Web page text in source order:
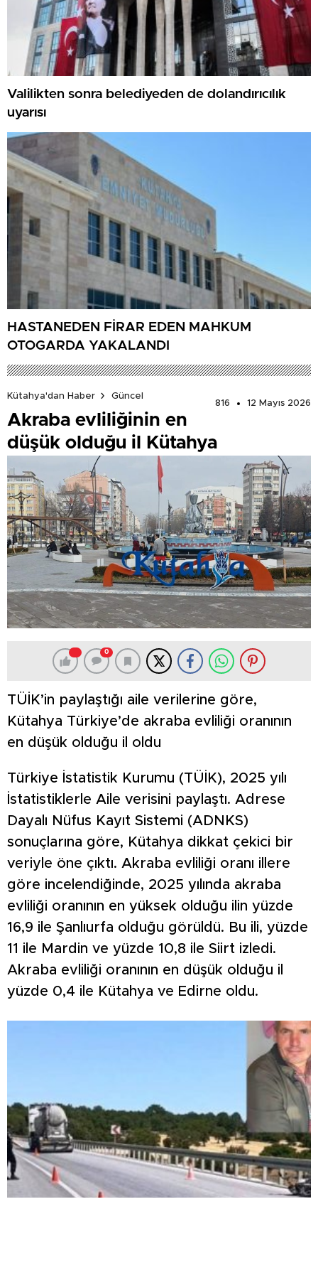
Valilikten sonra belediyeden de dolandırıcılık
uyarısı
HASTANEDEN FİRAR EDEN MAHKUM
OTOGARDA YAKALANDI
Kütahya'dan Haber
Güncel
816
12 Mayıs 2026
Akraba evliliğinin en
düşük olduğu il Kütahya
0
TÜİK’in paylaştığı aile verilerine göre,
Kütahya Türkiye’de akraba evliliği oranının
en düşük olduğu il oldu
Türkiye İstatistik Kurumu (TÜİK), 2025 yılı
İstatistiklerle Aile verisini paylaştı. Adrese
Dayalı Nüfus Kayıt Sistemi (ADNKS)
sonuçlarına göre, Kütahya dikkat çekici bir
veriyle öne çıktı. Akraba evliliği oranı illere
göre incelendiğinde, 2025 yılında akraba
evliliği oranının en yüksek olduğu ilin yüzde
16,9 ile Şanlıurfa olduğu görüldü. Bu ili, yüzde
11 ile Mardin ve yüzde 10,8 ile Siirt izledi.
Akraba evliliği oranının en düşük olduğu il
yüzde 0,4 ile Kütahya ve Edirne oldu.